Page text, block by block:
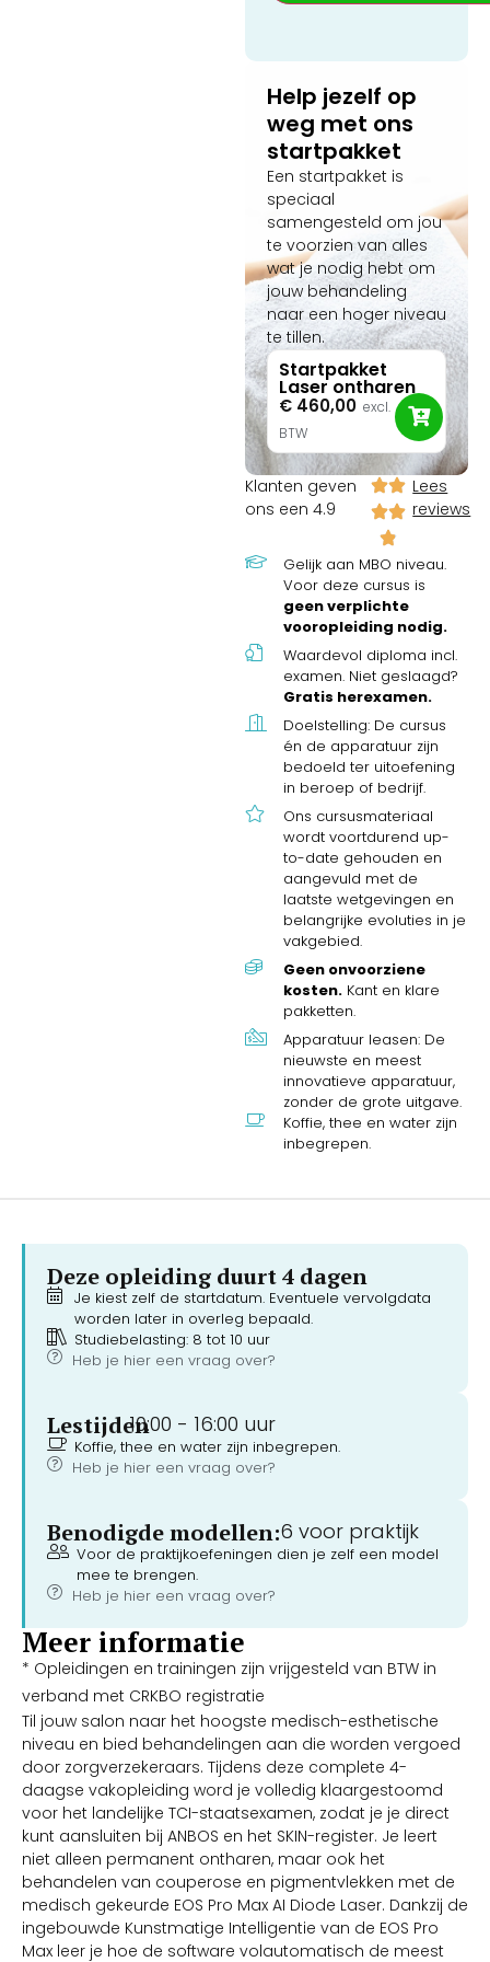
veilige parameters berekent
op basis van een slimme
huid- en haaranalyse
(Fitzpatrick I-VI).
Help jezelf op
weg met ons
startpakket
Een startpakket is
speciaal
samengesteld om jou
te voorzien van alles
wat je nodig hebt om
jouw behandeling
naar een hoger niveau
te tillen.
Startpakket
Laser ontharen
€ 460,00 excl.
BTW
Klanten geven
ons een 4.9
Lees
reviews
Gelijk aan MBO niveau.
Voor deze cursus is
geen verplichte
vooropleiding nodig.
Waardevol diploma incl.
examen. Niet geslaagd?
Gratis herexamen.
Doelstelling: De cursus
én de apparatuur zijn
bedoeld ter uitoefening
in beroep of bedrijf.
Ons cursusmateriaal
wordt voortdurend up-
to-date gehouden en
aangevuld met de
laatste wetgevingen en
belangrijke evoluties in je
vakgebied.
Geen onvoorziene
kosten. Kant en klare
pakketten.
Apparatuur leasen: De
nieuwste en meest
innovatieve apparatuur,
zonder de grote uitgave.
Koffie, thee en water zijn
inbegrepen.
Deze opleiding duurt 4 dagen
Je kiest zelf de startdatum. Eventuele vervolgdata
worden later in overleg bepaald.
Studiebelasting: 8 tot 10 uur
Heb je hier een vraag over?
Lestijden10:00 - 16:00 uur
Koffie, thee en water zijn inbegrepen.
Heb je hier een vraag over?
Benodigde modellen:6 voor praktijk
Voor de praktijkoefeningen dien je zelf een model
mee te brengen.
Heb je hier een vraag over?
Meer informatie
* Opleidingen en trainingen zijn vrijgesteld van BTW in
verband met CRKBO registratie
Til jouw salon naar het hoogste medisch-esthetische
niveau en bied behandelingen aan die worden vergoed
door zorgverzekeraars. Tijdens deze complete 4-
daagse vakopleiding word je volledig klaargestoomd
voor het landelijke TCI-staatsexamen, zodat je je direct
kunt aansluiten bij ANBOS en het SKIN-register. Je leert
niet alleen permanent ontharen, maar ook het
behandelen van couperose en pigmentvlekken met de
medisch gekeurde EOS Pro Max AI Diode Laser. Dankzij de
ingebouwde Kunstmatige Intelligentie van de EOS Pro
Max leer je hoe de software volautomatisch de meest